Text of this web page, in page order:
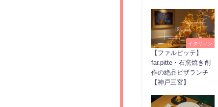
イタリアン
【ファルピッテ】
far.pitte・石窯焼き創
作の絶品ピザランチ
【神戸三宮】